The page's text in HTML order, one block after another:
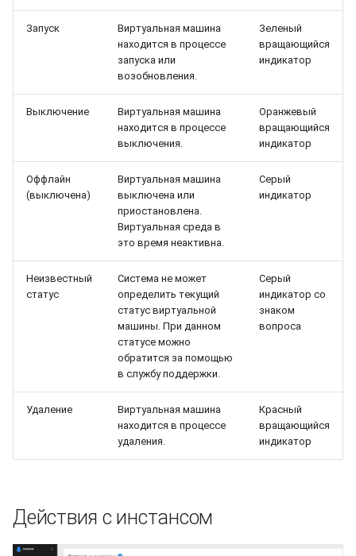
Запуск
Виртуальная машина
находится в процессе
запуска или
возобновления.
Зеленый
вращающийся
индикатор
Выключение
Виртуальная машина
находится в процессе
выключения.
Оранжевый
вращающийся
индикатор
Оффлайн
(выключена)
Виртуальная машина
выключена или
приостановлена.
Виртуальная среда в
это время неактивна.
Серый
индикатор
Неизвестный
статус
Система не может
определить текущий
статус виртуальной
машины. При данном
статусе можно
обратится за помощью
в службу поддержки.
Серый
индикатор со
знаком
вопроса
Удаление
Виртуальная машина
находится в процессе
удаления.
Красный
вращающийся
индикатор
Действия с инстансом